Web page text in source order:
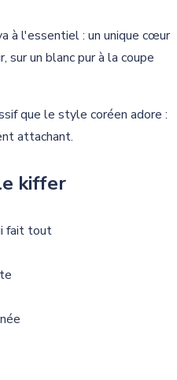
à l'essentiel : un unique cœur
un blanc pur à la coupe
que le style coréen adore :
attachant.
kiffer
fait tout